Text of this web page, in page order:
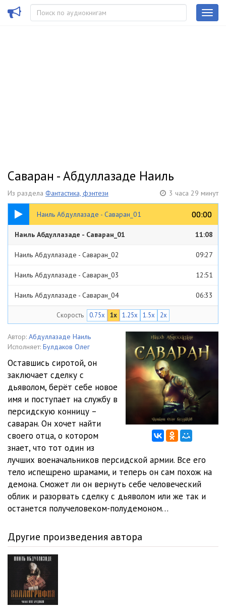
Саваран - Абдуллазаде Наиль
Из раздела Фантастика, фэнтези 3 часа 29 минут
Наиль Абдуллазаде - Саваран_01 00:00
00:00
11:08
Наиль Абдуллазаде - Саваран_01 11:08
Наиль Абдуллазаде - Саваран_02 09:27
Наиль Абдуллазаде - Саваран_03 12:51
Наиль Абдуллазаде - Саваран_04 06:33
Наиль Абдуллазаде - Саваран_05
Наиль Абдуллазаде - Саваран_06
12:20
Наиль Абдуллазаде - Саваран_08
Наиль Абдуллазаде - Саваран_09 09:34
Наиль Абдуллазаде - Саваран_10
Наиль Абдуллазаде - Саваран_11
Наиль Абдуллазаде - Саваран_12 06:55
Наиль Абдуллазаде - Саваран_13 06:27
Наиль Абдуллазаде - Саваран_14 10:13
Наиль Абдуллазаде - Саваран_16
Наиль Абдуллазаде - Саваран_17
Наиль Абдуллазаде - Саваран_18
Наиль Абдуллазаде - Саваран_19
Скорость 0.75x 1x 1.25x 1.5x 2x
Автор: Абдуллазаде Наиль
Исполняет: Булдаков Олег
Оставшись сиротой, он
заключает сделку с
дьяволом, берёт себе новое
имя и поступает на службу в
персидскую конницу –
саваран. Он хочет найти
своего отца, о котором
знает, что тот один из
лучших военачальников персидской армии. Все его
тело испещрено шрамами, и теперь он сам похож на
демона. Сможет ли он вернуть себе человеческий
облик и разорвать сделку с дьяволом или же так и
останется получеловеком-полудемоном…
Другие произведения автора